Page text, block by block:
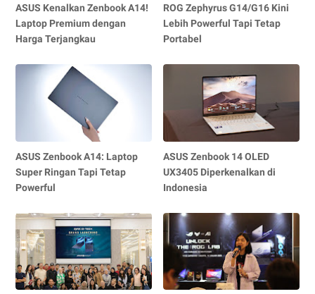
ASUS Kenalkan Zenbook A14!
Laptop Premium dengan
Harga Terjangkau
ROG Zephyrus G14/G16 Kini
Lebih Powerful Tapi Tetap
Portabel
ASUS Zenbook A14: Laptop
Super Ringan Tapi Tetap
Powerful
ASUS Zenbook 14 OLED
UX3405 Diperkenalkan di
Indonesia